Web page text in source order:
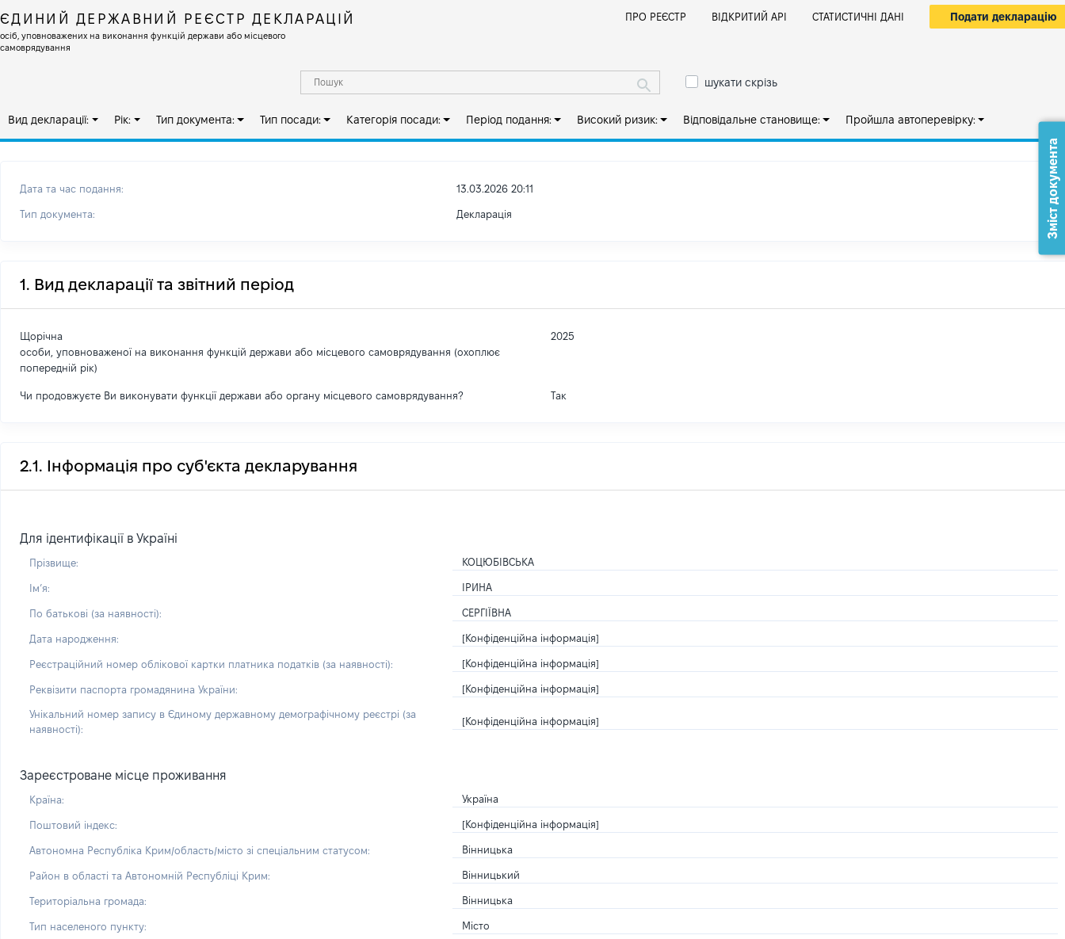
ЄДИНИЙ ДЕРЖАВНИЙ РЕЄСТР ДЕКЛАРАЦІЙ
осіб, уповноважених на виконання функцій держави або місцевого
самоврядування
ПРО РЕЄСТР ВІДКРИТИЙ АРІ СТАТИСТИЧНІ ДАНІ Подати декларацію
шукати скрізь
Вид декларації: Рік: Тип документа: Тип посади: Категорія посади: Період подання: Високий ризик: Відповідальне становище: Пройшла автоперевірку:
Дата та час подання: 13.03.2026 20:11
Тип документа: Декларація
1. Вид декларації та звітний період
Щорічна
особи, уповноваженої на виконання функцій держави або місцевого самоврядування (охоплює
попередній рік)
2025
Чи продовжуєте Ви виконувати функції держави або органу місцевого самоврядування? Так
2.1. Інформація про суб'єкта декларування
Для ідентифікації в Україні
Прізвище: КОЦЮБІВСЬКА
Імʼя: ІРИНА
По батькові (за наявності): СЕРГІЇВНА
Дата народження: [Конфіденційна інформація]
Реєстраційний номер облікової картки платника податків (за наявності): [Конфіденційна інформація]
Реквізити паспорта громадянина України: [Конфіденційна інформація]
Унікальний номер запису в Єдиному державному демографічному реєстрі (за
наявності):
[Конфіденційна інформація]
Зареєстроване місце проживання
Країна: Україна
Поштовий індекс: [Конфіденційна інформація]
Автономна Республіка Крим/область/місто зі спеціальним статусом: Вінницька
Район в області та Автономній Республіці Крим: Вінницький
Територіальна громада: Вінницька
Тип населеного пункту: Місто
Зміст документа